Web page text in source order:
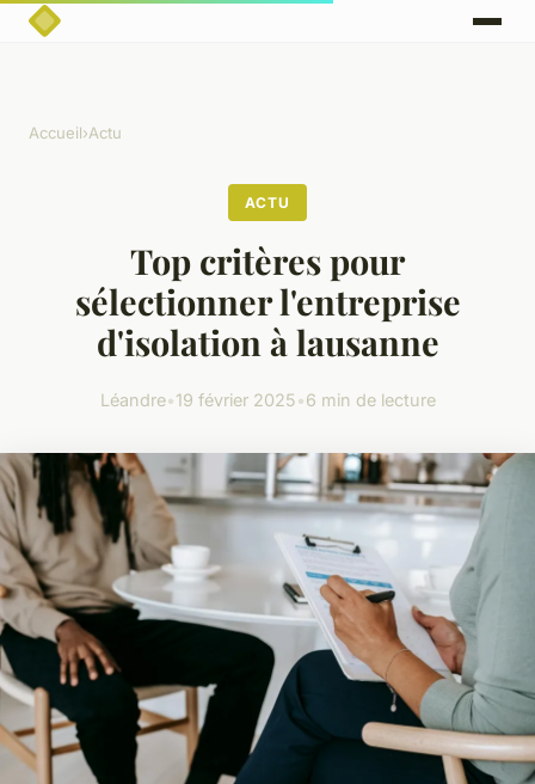
Accueil›Actu
ACTU
Top critères pour
sélectionner l'entreprise
d'isolation à lausanne
Léandre•19 février 2025•6 min de lecture